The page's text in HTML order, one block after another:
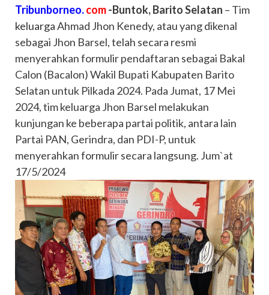
Tribunborneo.com-Buntok, Barito Selatan – Tim
keluargaAhmad Jhon Kenedy, atau yang dikenal
sebagai Jhon Barsel, telah secara resmi
menyerahkan formulir pendaftaran sebagai Bakal
Calon (Bacalon) Wakil Bupati Kabupaten Barito
Selatan untuk Pilkada 2024. Pada Jumat, 17 Mei
2024, tim keluarga Jhon Barsel melakukan
kunjungan ke beberapa partai politik, antara lain
Partai PAN, Gerindra, dan PDI-P, untuk
menyerahkan formulir secara langsung. Jum`at
17/5/2024